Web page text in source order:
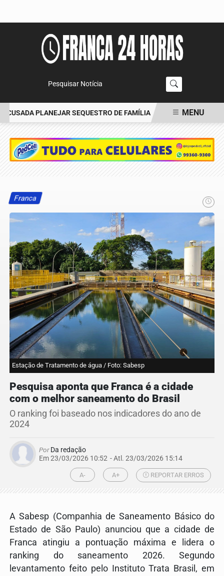
Pesquisar Notícia
PLANEJAR SEQUESTRO DE FAMÍLIA CARRO BATE EM
MENU
Franca
Estação de Tratamento de água / Foto: Sabesp
Pesquisa aponta que Franca é a cidade
com o melhor saneamento do Brasil
O ranking foi baseado nos indicadores do ano de
2024
PorDa redação
Em 23/03/2026 10:52 - Atl. 23/03/2026 15:14
A- A+ REPORTAR ERROS
A Sabesp (Companhia de Saneamento Básico do
Estado de São Paulo) anunciou que a cidade de
Franca atingiu a pontuação máxima e lidera o
ranking do saneamento 2026. Segundo
levantamento feito pelo Instituto Trata Brasil, em